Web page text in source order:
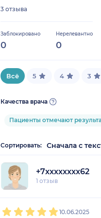
3 отзыва
Заблокировано
0
Нерелевантно
0
Всё 5 4 3
Качества врача
Пациенты отмечают
Сортировать:
+7xxxxxxxx62
1 отзыв
10.06.2025